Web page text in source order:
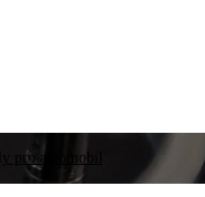
pro automobil